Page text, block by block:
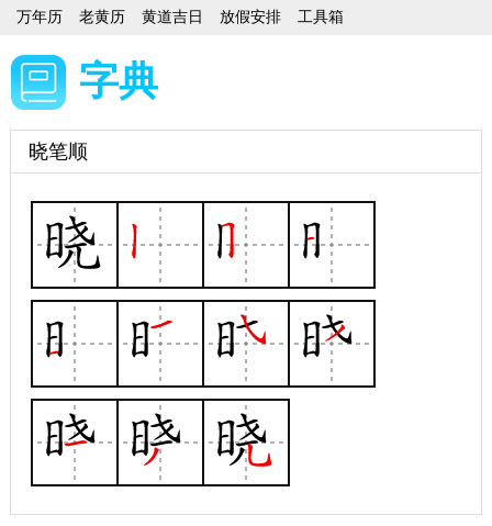
万年历 老黄历 黄道吉日 放假安排 工具箱
字典
晓笔顺